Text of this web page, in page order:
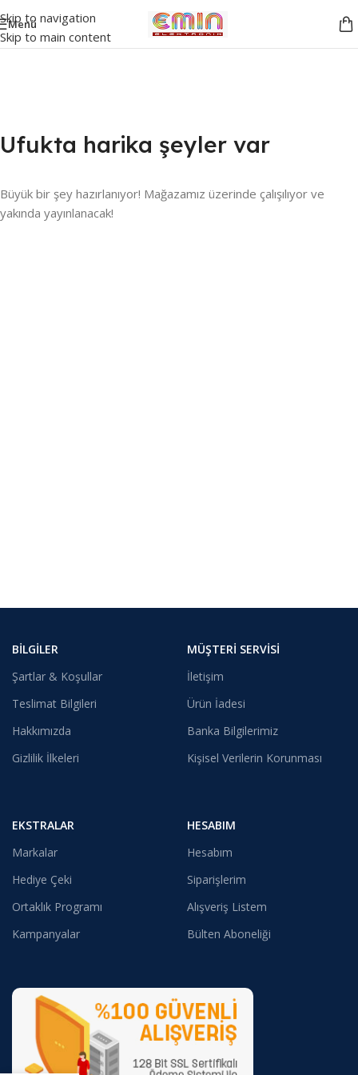
Skip to navigation
Skip to main content
Menü
Ufukta harika şeyler var
Büyük bir şey hazırlanıyor! Mağazamız üzerinde çalışılıyor ve
yakında yayınlanacak!
BILGILER
Şartlar & Koşullar
Teslimat Bilgileri
Hakkımızda
Gizlilik İlkeleri
MÜŞTERI SERVISI
İletişim
Ürün İadesi
Banka Bilgilerimiz
Kişisel Verilerin Korunması
EKSTRALAR
Markalar
Hediye Çeki
Ortaklık Programı
Kampanyalar
HESABIM
Hesabım
Siparişlerim
Alışveriş Listem
Bülten Aboneliği